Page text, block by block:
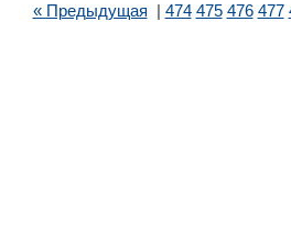
« Предыдущая 474 475 476 477